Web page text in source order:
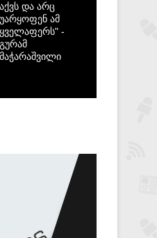
აქვს და არც
უარყოფენ ამ
ყველაფერს" -
გურამ
მაჭარაშვილი